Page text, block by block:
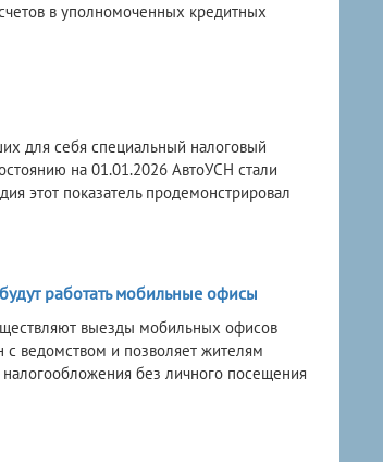
в уполномоченных кредитных
для себя специальный налоговый
на 01.01.2026 АвтоУСН стали
этот показатель продемонстрировал
работать мобильные офисы
выезды мобильных офисов
с ведомством и позволяет жителям
без личного посещения